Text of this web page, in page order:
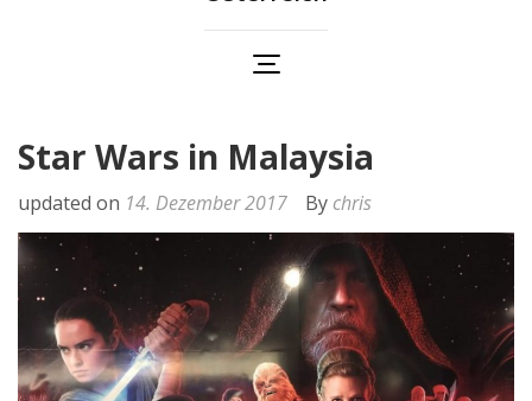
Star Wars in Malaysia
updated on 14. Dezember 2017 By chris